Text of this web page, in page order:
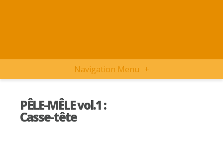
Navigation Menu +
PÊLE-MÊLE vol.1 :
Casse-tête